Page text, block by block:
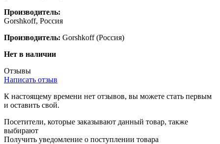
Производитель:
Gorshkoff, Россия
Производитель: Gorshkoff(Россия)
Нет в наличии
Отзывы
Написать отзыв
К настоящему времени нет отзывов, вы можете стать первым
и оставить свой.
Посетители, которые заказывают данный товар, также
выбирают
Получить уведомление о поступлении товара